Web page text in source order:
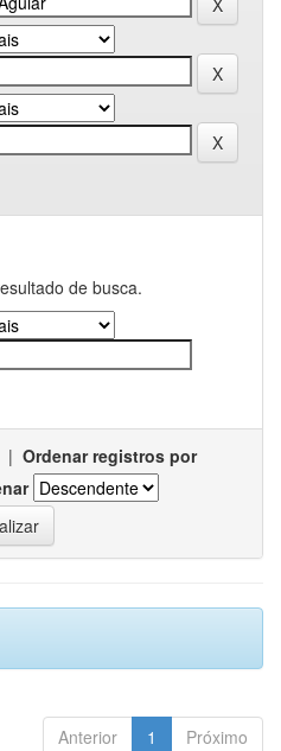
de busca.
| Ordenar registros por
Anterior 1 Próximo